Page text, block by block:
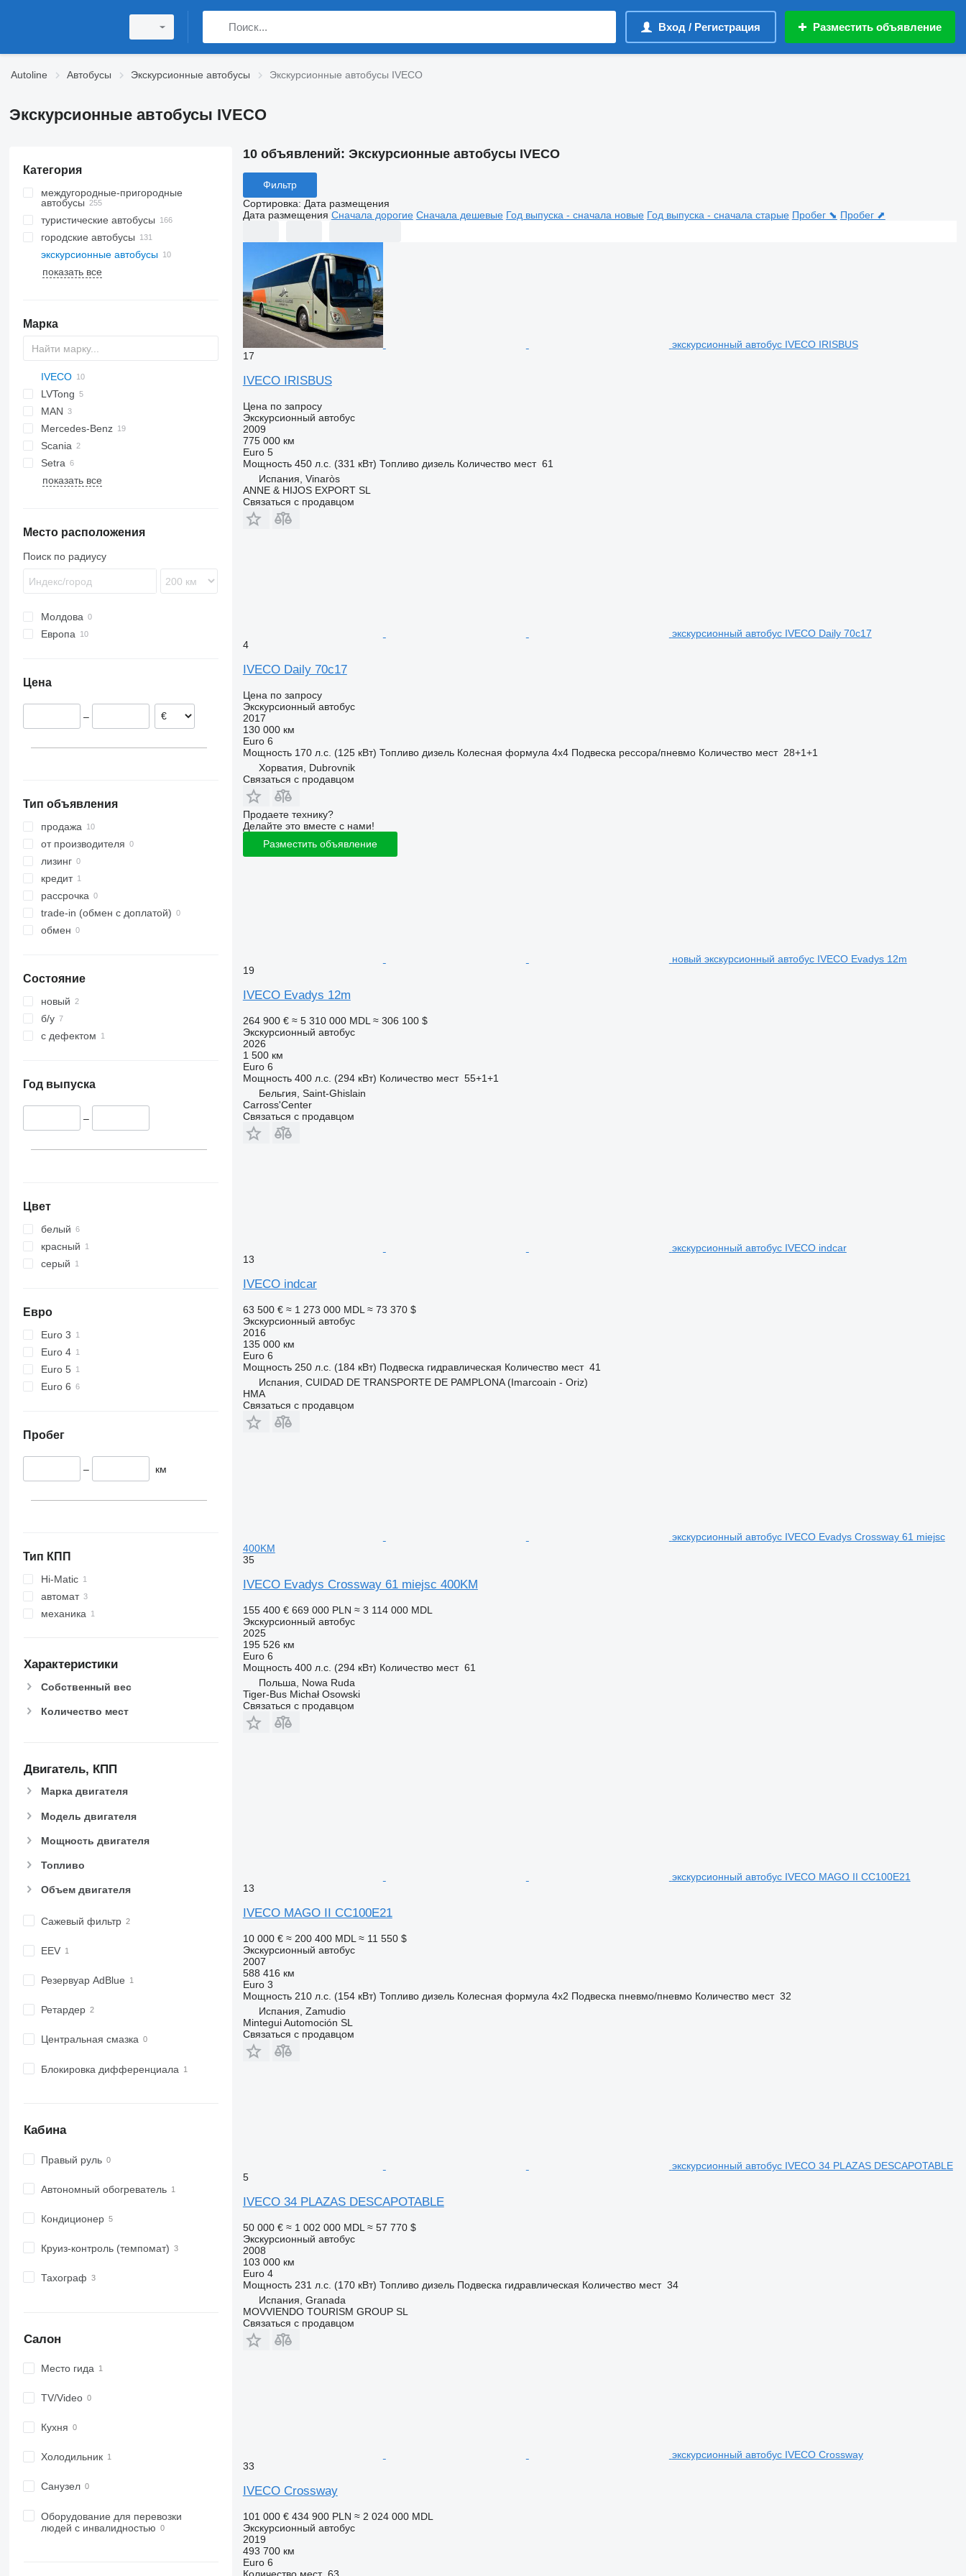
Вход / Регистрация Разместить объявление
Autoline Автобусы Экскурсионные автобусы Экскурсионные автобусы IVECO
Экскурсионные автобусы IVECO
Категория
междугородные-пригородные
автобусы
туристические автобусы
городские автобусы
экскурсионные автобусы
показать все
Марка
Magiq
IVECO
Crossway
Daily
Daily 70
Evadys
Mago
Crossway
LVTong
MAN
IRIZAR
Mercedes-Benz
Integro
O-series
Sprinter
Navigo
Scania
Setra
S-series
Prestij
Futura
показать все
Место расположения
Поиск по радиусу
Молдова
Европа
Хорватия
Цена
–
Тип объявления
продажа
от производителя
лизинг
кредит
рассрочка
trade-in (обмен с доплатой)
обмен
Состояние
новый
б/у
с дефектом
Год выпуска
–
Цвет
белый
красный
серый
Евро
Euro 3
Euro 4
Euro 5
Euro 6
Пробег
– км
Тип КПП
Hi-Matic
автомат
механика
Характеристики
Собственный вес
Количество мест
Двигатель, КПП
Марка двигателя
Модель двигателя
Мощность двигателя
Топливо
Объем двигателя
Сажевый фильтр
EEV
Резервуар AdBlue
Ретардер
Центральная смазка
Блокировка дифференциала
Кабина
Правый руль
Автономный обогреватель
Кондиционер
Круиз-контроль (темпомат)
Тахограф
Салон
Место гида
TV/Video
Кухня
Холодильник
Санузел
Оборудование для перевозки
людей с инвалидностью
10 объявлений: Экскурсионные автобусы IVECO
Фильтр
Сортировка: Дата размещения
Дата размещения Сначала дорогие Сначала дешевые Год выпуска - сначала новые Год выпуска - сначала старые Пробег ⬊ Пробег ⬈
экскурсионный автобус IVECO IRISBUS
17
IVECO IRISBUS
Цена по запросу
Экскурсионный автобус
2009
775 000 км
Euro 5
Мощность 450 л.с. (331 кВт) Топливо дизель Количество мест 61
Испания, Vinaròs
ANNE & HIJOS EXPORT SL
Связаться с продавцом
экскурсионный автобус IVECO Daily 70c17
4
IVECO Daily 70c17
Цена по запросу
Экскурсионный автобус
2017
130 000 км
Euro 6
Мощность 170 л.с. (125 кВт) Топливо дизель Колесная формула 4x4 Подвеска рессора/пневмо Количество мест 28+1+1
Хорватия, Dubrovnik
Связаться с продавцом
Продаете технику?
Делайте это вместе с нами!
Разместить объявление
новый экскурсионный автобус IVECO Evadys 12m
19
IVECO Evadys 12m
264 900 € ≈ 5 310 000 MDL ≈ 306 100 $
Экскурсионный автобус
2026
1 500 км
Euro 6
Мощность 400 л.с. (294 кВт) Количество мест 55+1+1
Бельгия, Saint-Ghislain
Carross'Center
Связаться с продавцом
экскурсионный автобус IVECO indcar
13
IVECO indcar
63 500 € ≈ 1 273 000 MDL ≈ 73 370 $
Экскурсионный автобус
2016
135 000 км
Euro 6
Мощность 250 л.с. (184 кВт) Подвеска гидравлическая Количество мест 41
Испания, CUIDAD DE TRANSPORTE DE PAMPLONA (Imarcoain - Oriz)
HMA
Связаться с продавцом
экскурсионный автобус IVECO Evadys Crossway 61 miejsc
400KM
35
IVECO Evadys Crossway 61 miejsc 400KM
155 400 € 669 000 PLN ≈ 3 114 000 MDL
Экскурсионный автобус
2025
195 526 км
Euro 6
Мощность 400 л.с. (294 кВт) Количество мест 61
Польша, Nowa Ruda
Tiger-Bus Michał Osowski
Связаться с продавцом
экскурсионный автобус IVECO MAGO II CC100E21
13
IVECO MAGO II CC100E21
10 000 € ≈ 200 400 MDL ≈ 11 550 $
Экскурсионный автобус
2007
588 416 км
Euro 3
Мощность 210 л.с. (154 кВт) Топливо дизель Колесная формула 4x2 Подвеска пневмо/пневмо Количество мест 32
Испания, Zamudio
Mintegui Automoción SL
Связаться с продавцом
экскурсионный автобус IVECO 34 PLAZAS DESCAPOTABLE
5
IVECO 34 PLAZAS DESCAPOTABLE
50 000 € ≈ 1 002 000 MDL ≈ 57 770 $
Экскурсионный автобус
2008
103 000 км
Euro 4
Мощность 231 л.с. (170 кВт) Топливо дизель Подвеска гидравлическая Количество мест 34
Испания, Granada
MOVVIENDO TOURISM GROUP SL
Связаться с продавцом
экскурсионный автобус IVECO Crossway
33
IVECO Crossway
101 000 € 434 900 PLN ≈ 2 024 000 MDL
Экскурсионный автобус
2019
493 700 км
Euro 6
Количество мест 63